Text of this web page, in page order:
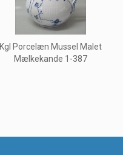
Kgl Porcelæn Mussel Malet
Mælkekande 1-387